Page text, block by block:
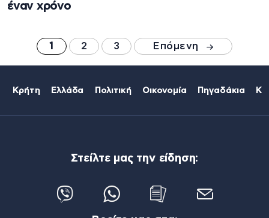
έναν χρόνο
1 2 3 Επόμενη
Κρήτη Ελλάδα Πολιτική Οικονομία Πηγαδάκια
Στείλτε μας την είδηση: